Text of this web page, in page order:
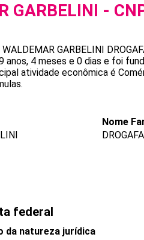
GARBELINI -
WALDEMAR GARBELINI
anos, 4 meses e 0 dias e foi
atividade econômica é
Nome
federal
da natureza jurídica